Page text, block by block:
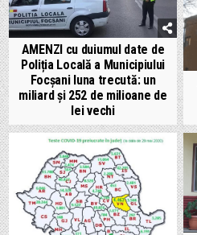
AMENZI cu duiumul date de
Poliția Locală a Municipiului
Focșani luna trecută: un
miliard și 252 de milioane de
lei vechi